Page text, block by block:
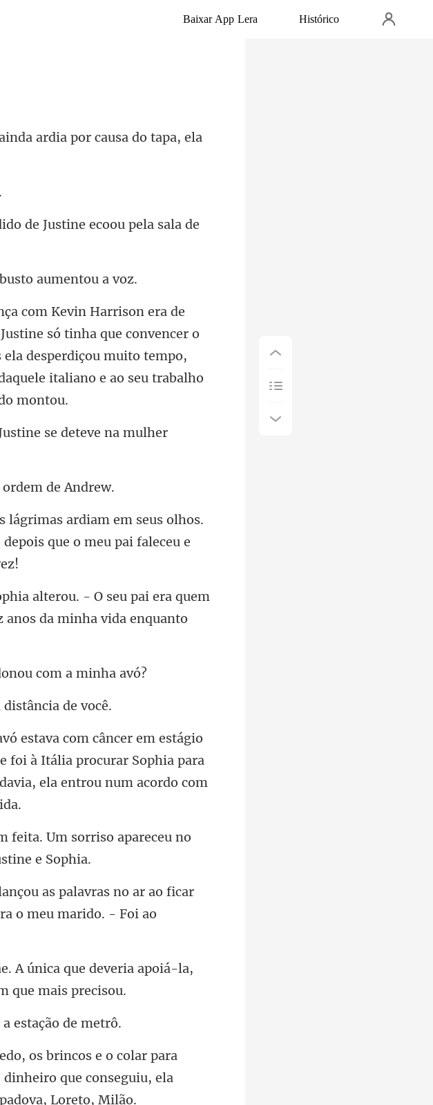
Baixar App Lera Histórico
ardia
de Justine ecoou pela sal
Justine só tinha que convencer o
desperdiçou muito tempo,
se det
s olhos.
que o
O seu pai era quem
foi à Itália procurar Sophia para
eita. Um sorriso apareceu no
palavras no ar ao ficar
A única que deveria apoiá-la,
para
dinheiro que consegui